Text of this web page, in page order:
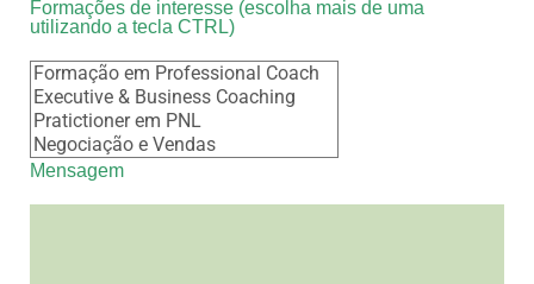
Formações de interesse (escolha mais de uma
utilizando a tecla CTRL)
Mensagem